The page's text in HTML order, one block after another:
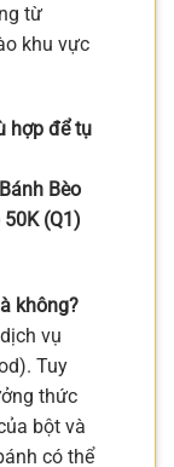
từ
khu vực
hợp để tụ
Bánh Bèo
50K (Q1)
không?
vụ
Tuy
thức
bột và
có thể